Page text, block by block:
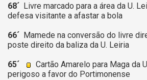
68´
Livre marcado para a área da U.
defesa visitante a afastar a bola
66´
Mamede na conversão do livre
poste direito da baliza da U. Leiria
65´
Cartão Amarelo para Maga da
perigoso a favor do Portimonense